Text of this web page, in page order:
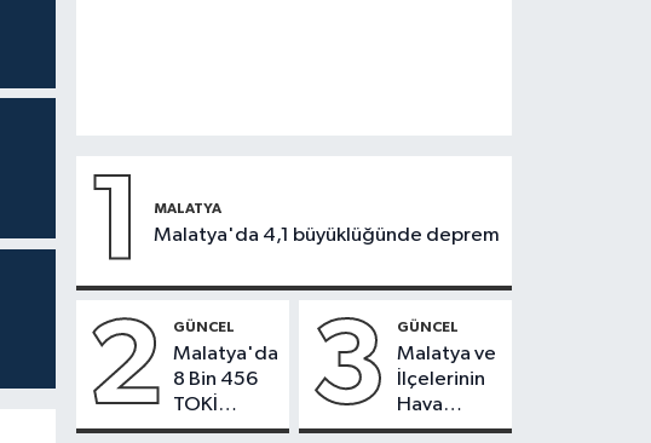
1 MALATYA
Malatya'da 4,1 büyüklüğünde deprem
2 GÜNCEL
Malatya'da
8 Bin 456
TOKİ
Konutunun
3 GÜNCEL
Malatya ve
İlçelerinin
Hava
Durumu -